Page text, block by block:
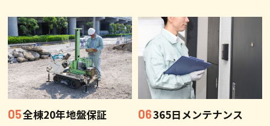
全棟20年地盤保証 365日メンテナンス